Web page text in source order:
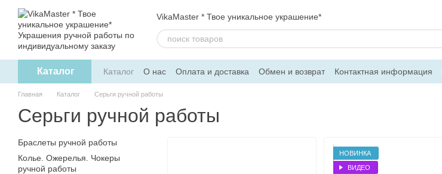
Перейти к основному контенту
VikaMaster * Твое уникальное украшение*
Каталог Каталог О нас Оплата и доставка Обмен и возврат Контактная информация
Политика конфиденциальности
Договор оферти
Главная Каталог Серьги ручной работы
Серьги ручной работы
НОВИНКА
ВИДЕО
Браслеты ручной работы
Колье. Ожерелья. Чокеры
ручной работы